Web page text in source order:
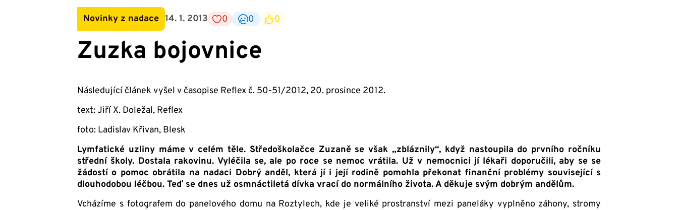
Novinky z nadace 14. 1. 2013 0 0 0
Zuzka bojovnice
Následující článek vyšel v časopise Reflex č. 50-51/2012, 20. prosince 2012.
text: Jiří X. Doležal, Reflex
foto: Ladislav Křivan, Blesk
Lymfatické uzliny máme v celém těle. Středoškolačce Zuzaně se však „zbláznily“, když nastoupila do prvního ročníku
střední školy. Dostala rakovinu. Vyléčila se, ale po roce se nemoc vrátila. Už v nemocnici jí lékaři doporučili, aby se se
žádostí o pomoc obrátila na nadaci Dobrý anděl, která jí i její rodině pomohla překonat finanční problémy související s
dlouhodobou léčbou. Teď se dnes už osmnáctiletá dívka vrací do normálního života. A děkuje svým dobrým andělům.
Vcházíme s fotografem do panelového domu na Roztylech, kde je veliké prostranství mezi paneláky vyplněno záhony, stromy